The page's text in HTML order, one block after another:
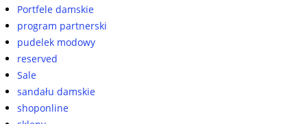
Portfele damskie
program partnerski
pudelek modowy
reserved
Sale
sandału damskie
shoponline